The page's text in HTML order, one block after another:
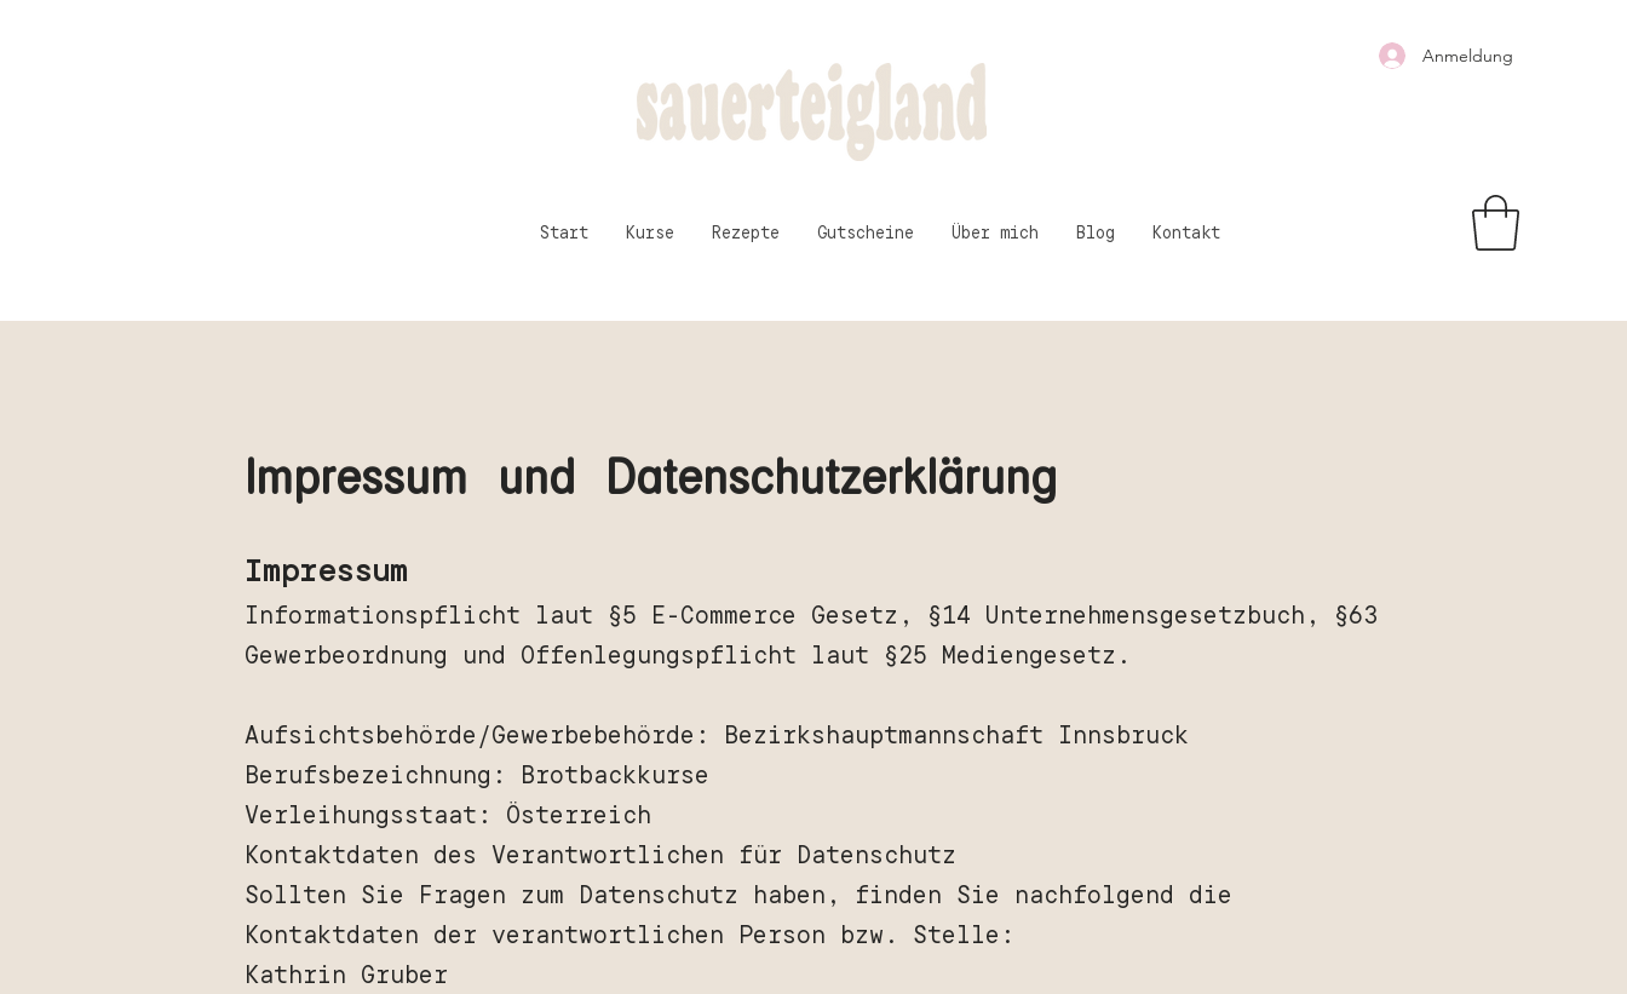
Anmeldung
Start Kurse Rezepte Gutscheine Über mich Blog Kontakt
Impressum und Datenschutzerklärung
Impressum
Informationspflicht laut §5 E-Commerce Gesetz, §14 Unternehmensgesetzbuch, §63
Gewerbeordnung und Offenlegungspflicht laut §25 Mediengesetz.
Aufsichtsbehörde/Gewerbebehörde: Bezirkshauptmannschaft Innsbruck
Berufsbezeichnung: Brotbackkurse
Verleihungsstaat: Österreich
Kontaktdaten des Verantwortlichen für Datenschutz
Sollten Sie Fragen zum Datenschutz haben, finden Sie nachfolgend die
Kontaktdaten der verantwortlichen Person bzw. Stelle:
Kathrin Gruber